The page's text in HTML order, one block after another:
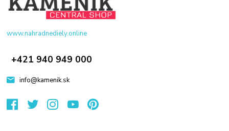
www.nahradnediely.online
+421 940 949 000
info@kamenik.sk